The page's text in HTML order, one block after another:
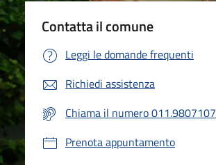
Contatta il comune
Leggi le domande frequenti
Richiedi assistenza
Chiama il numero 011.9807107
Prenota appuntamento